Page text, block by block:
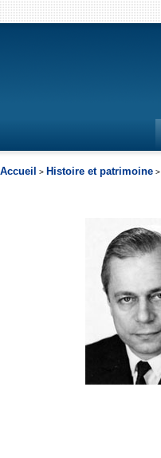
Accueil > Histoire et patrimoine >